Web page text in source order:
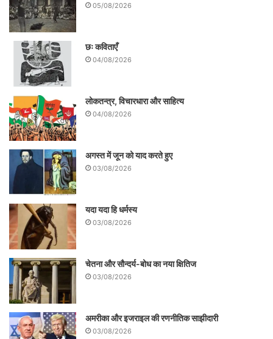
05/08/2026
छः कविताएँ
04/08/2026
लोकतन्त्र, विचारधारा और साहित्य
04/08/2026
अगस्त में जून को याद करते हुए
03/08/2026
यदा यदा हि धर्मस्य
03/08/2026
चेतना और सौन्दर्य-बोध का नया क्षितिज
03/08/2026
अमरीका और इजराइल की रणनीतिक साझीदारी
03/08/2026